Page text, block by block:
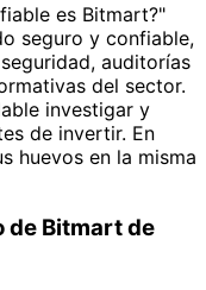
es Bitmart?"
seguro y confiable,
auditorías
del sector.
investigar y
de invertir. En
huevos en la misma
de Bitmart de